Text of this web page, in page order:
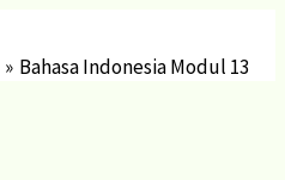
Bahasa Indonesia Modul 13